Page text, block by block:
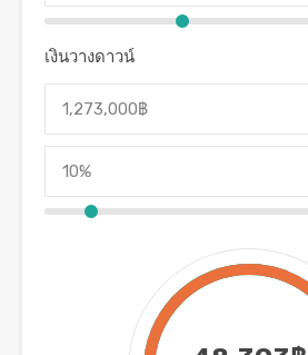
เงินวางดาวน์